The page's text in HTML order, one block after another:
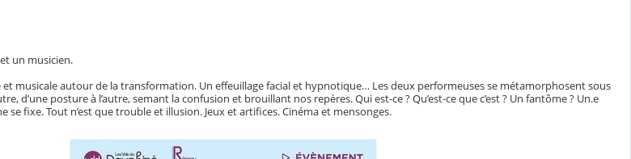
un musicien.
et musicale autour de la transformation. Un effeuillage facial et hypnotique… Les deux performeuses se métamorphosent sous
d’une posture à l’autre, semant la confusion et brouillant nos repères. Qui est-ce ? Qu’est-ce que c’est ? Un fantôme ? Un.e
se fixe. Tout n’est que trouble et illusion. Jeux et artifices. Cinéma et mensonges.